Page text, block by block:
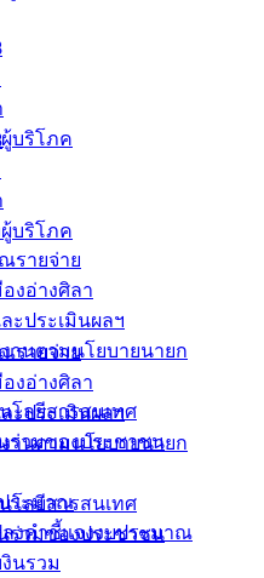
บริโภค
รายจ่าย
งอ่างศิลา
ะประเมินผลฯ
านตามนโยบายนายก
โลยีสารสนเทศ
ร่วมของประชาชน
ระมาณ
งคำชี้แจงงบประมาณ
นรวม
บริโภค
รายจ่าย
งอ่างศิลา
ะประเมินผลฯ
านตามนโยบายนายก
โลยีสารสนเทศ
ร่วมของประชาชน
ดาวน์โหลด